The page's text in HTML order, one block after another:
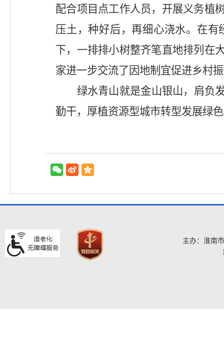
配合项目点工作人员，开展义务植
压土，种好后，再细心浇水。在
下，一排排小树整齐笔直地排列在
家进一步交流了因地制宜促进乡村
绿水青山就是金山银山，肩负
勤干，厚植资源型城市转型发展绿
主办：淮南